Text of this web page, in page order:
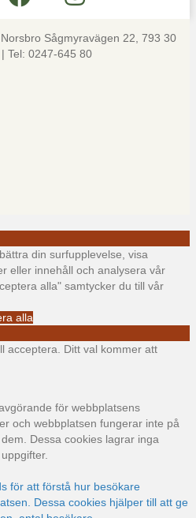
Sågmyravägen 22, 793 30
Tel: 0247-645 80
din surfupplevelse, visa
eller innehåll och analysera vår
alla" samtycker du till vår
alla
acceptera. Ditt val kommer att
för webbplatsens
och webbplatsen fungerar inte på
Dessa cookies lagrar inga
för att förstå hur besökare
Dessa cookies hjälper till att ge